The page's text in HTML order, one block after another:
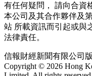
有任何疑問， 請向合資
本公司及其合作夥伴及
站 所載資訊而引起或與
法律責任。
信報財經新聞有限公司
Copyright © 2026 Hong